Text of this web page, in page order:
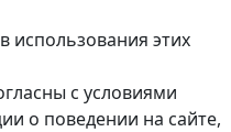
использования этих
с условиями
о поведении на сайте,